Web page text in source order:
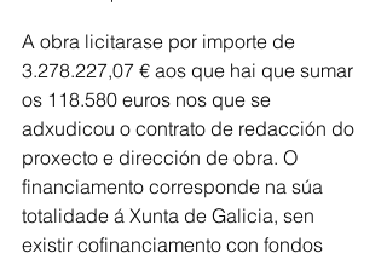
A obra licitarase por importe de
3.278.227,07 € aos que hai que sumar
os 118.580 euros nos que se
adxudicou o contrato de redacción do
proxecto e dirección de obra. O
financiamento corresponde na súa
totalidade á Xunta de Galicia, sen
existir cofinanciamento con fondos